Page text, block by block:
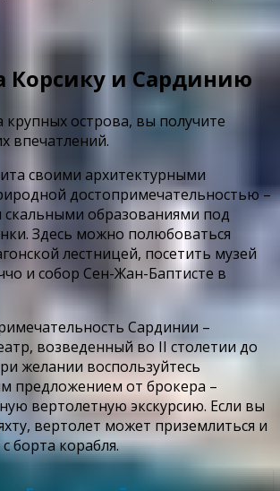
Корсику и Сардинию
крупных острова, вы получите
впечатлений.
своими архитектурными
достопримечательностью –
образованиями под
Здесь можно полюбоваться
лестницей, посетить музей
и собор Сен-Жан-Баптисте в
Сардинии –
возведенный во II столетии до
желании воспользуйтесь
предложением от брокера –
вертолетную экскурсию. Если вы
вертолет может приземлиться и
борта корабля.